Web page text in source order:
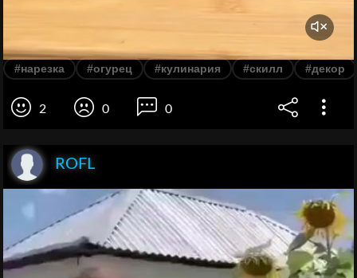
#нарезка #огурец #кулинария #скилл #декор
2 0 0
ROFL